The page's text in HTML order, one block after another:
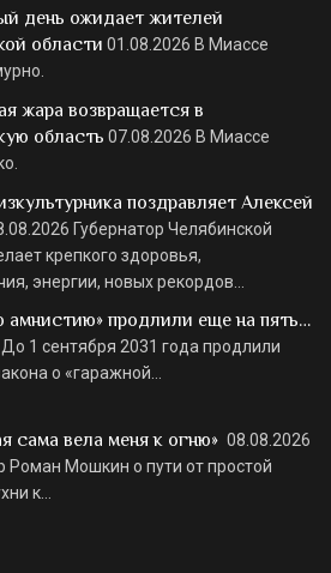
день ожидает жителей
области 01.08.2026 В Миассе
жара возвращается в
область 07.08.2026 В Миассе
поздравляет Алексей
Губернатор Челябинской
крепкого здоровья,
энергии, новых рекордов…
амнистию» продлили еще на пять…
До 1 сентября 2031 года продлили
о «гаражной…
сама вела меня к огню» 08.08.2026
Мошкин о пути от простой
к…